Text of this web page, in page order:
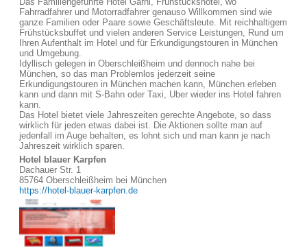
Fahrradfahrer und Motorradfahrer genauso Willkommen sind wie
ganze Familien oder Paare sowie Geschäftsleute. Mit reichhaltigem
Frühstücksbuffet und vielen anderen Service Leistungen, Rund um
Ihren Aufenthalt im Hotel und für Erkundigungstouren in München
und Umgebung.
Idyllisch gelegen in Oberschleißheim und dennoch nahe bei
München, so das man Problemlos jederzeit seine
Erkundigungstouren in München machen kann, München erleben
kann und dann mit S-Bahn oder Taxi, Uber wieder ins Hotel fahren
kann.
Das Hotel bietet viele Jahreszeiten gerechte Angebote, so dass
wirklich für jeden etwas dabei ist. Die Aktionen sollte man auf
jedenfall im Auge behalten, es lohnt sich und man kann je nach
Jahreszeit wirklich sparen.
Hotel blauer Karpfen
Dachauer Str. 1
85764 Oberschleißheim bei München
https://hotel-blauer-karpfen.de